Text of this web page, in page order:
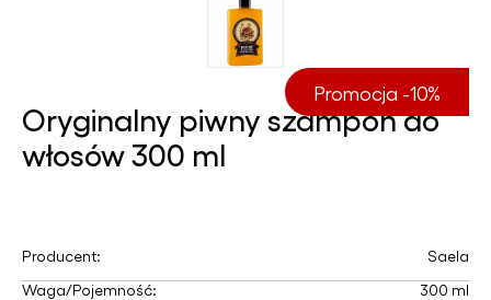
Promocja -10%
Oryginalny piwny szampon do
włosów 300 ml
Producent:
Saela
Waga/Pojemność:
300 ml